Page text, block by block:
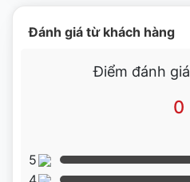
Chất liệu của bình chứa là
cách nhiệt, chống mài mòn,
10mm, phần nắp bình cũng
khay hứng nước riêng biệt.
Đánh giá từ khách hàng
Điểm đánh
0
5